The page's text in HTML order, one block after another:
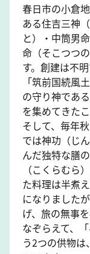
春日市の小倉
ある住吉三神
と）・中筒男
命（そこつつ
す。創建は不
「筑前国続風
の守り神であ
を集めてきた
そして、毎年
では神功（じ
んだ独特な膳
（こくらむら
た料理は半煮
になりました
げ、旅の無事
なぞらえて、
う2つの供物